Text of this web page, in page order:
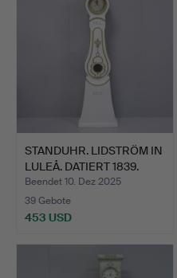
STANDUHR. LIDSTRÖM IN
LULEÅ. DATIERT 1839.
Beendet 10. Dez 2025
39 Gebote
453 USD